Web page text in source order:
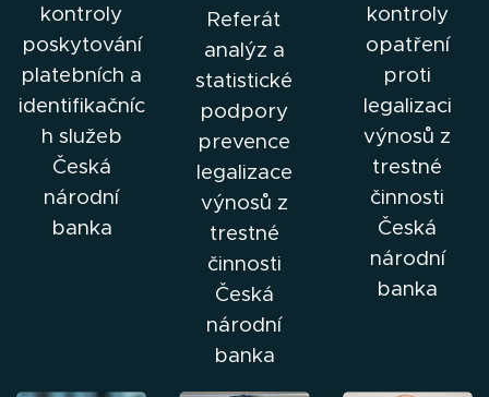
kontroly
poskytování
platebních a
identifikačníc
h služeb
Česká
národní
banka
Referát
analýz a
statistické
podpory
prevence
legalizace
výnosů z
trestné
činnosti
Česká
národní
banka
kontroly
opatření
proti
legalizaci
výnosů z
trestné
činnosti
Česká
národní
banka